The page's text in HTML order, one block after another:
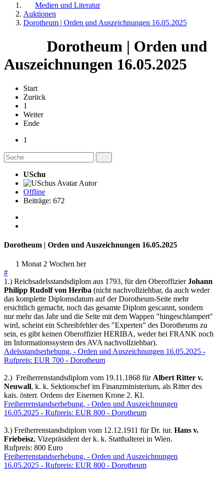
Medien und Literatur
Auktionen
Dorotheum | Orden und Auszeichnungen 16.05.2025
Dorotheum | Orden und
Auszeichnungen 16.05.2025
Start
Zurück
1
Weiter
Ende
1
USchu
Autor
Offline
Beiträge: 672
Dorotheum | Orden und Auszeichnungen 16.05.2025
1 Monat 2 Wochen her
#
1.) Reichsadelsstandsdiplom aus 1793, für den OberoffizierJohann
Philipp Rudolf von Heriba (nicht nachvollziehbar, da auch weder
das komplette Diplomsdatum auf der Dorotheum-Seite mehr
ersichtlich gemacht, noch das gesamte Diplom gescannt, sondern
nur mehr das Jahr und die Seite mit dem Wappen "hingeschlampert"
wird, scheint ein Schreibfehler des "Experten" des Dorotheums zu
sein, es gibt keinen Oberoffizier HERIBA, weder bei FRANK noch
im Informationssystem des AVA nachvollziehbar).
Adelsstandserhebung, - Orden und Auszeichnungen 16.05.2025 -
Rufpreis: EUR 700 - Dorotheum
2.) Freiherrenstandsdiplom vom 19.11.1868 für Albert Ritter v.
Neuwall, k. k. Sektionschef im Finanzministerium, als Ritter des
kais. österr. Ordens der Eisernen Krone 2. Kl.
Freiherrenstandserhebung, - Orden und Auszeichnungen
16.05.2025 - Rufpreis: EUR 800 - Dorotheum
3.) Freiherrenstandsdiplom vom 12.12.1911 für Dr. iur. Hans v.
Friebeisz, Vizepräsident der k. k. Statthalterei in Wien.
Rufpreis: 800 Euro
Freiherrenstandserhebung, - Orden und Auszeichnungen
16.05.2025 - Rufpreis: EUR 800 - Dorotheum